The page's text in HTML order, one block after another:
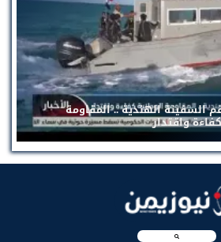
السفينة الهندية .. المقاومة
واقتدار